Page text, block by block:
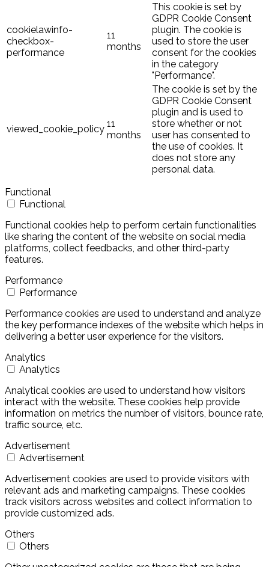
cookielawinfo-
checkbox-
performance
11
months
This cookie is set by
GDPR Cookie Consent
plugin. The cookie is
used to store the user
consent for the cookies
in the category
"Performance".
viewed_cookie_policy 11
months
The cookie is set by the
GDPR Cookie Consent
plugin and is used to
store whether or not
user has consented to
the use of cookies. It
does not store any
personal data.
Functional
Functional
Functional cookies help to perform certain functionalities
like sharing the content of the website on social media
platforms, collect feedbacks, and other third-party
features.
Performance
Performance
Performance cookies are used to understand and analyze
the key performance indexes of the website which helps in
delivering a better user experience for the visitors.
Analytics
Analytics
Analytical cookies are used to understand how visitors
interact with the website. These cookies help provide
information on metrics the number of visitors, bounce rate,
traffic source, etc.
Advertisement
Advertisement
Advertisement cookies are used to provide visitors with
relevant ads and marketing campaigns. These cookies
track visitors across websites and collect information to
provide customized ads.
Others
Others